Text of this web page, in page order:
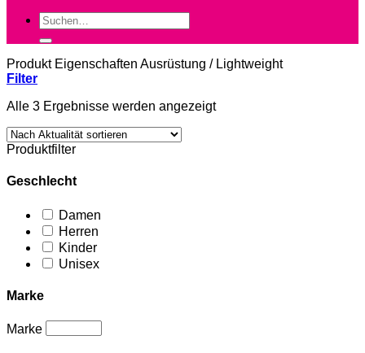
Suchen
nach:
Produkt Eigenschaften Ausrüstung /Lightweight
Filter
Alle 3 Ergebnisse werden angezeigtNach
Produktfilter
Geschlecht
Damen
Herren
Kinder
Unisex
Marke
Marke